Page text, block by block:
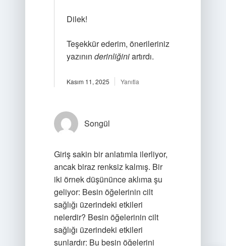
Dilek!
Teşekkür ederim, önerileriniz
yazının derinliğiniartırdı.
Kasım 11, 2025 Yanıtla
Songül
Giriş sakin bir anlatımla ilerliyor,
ancak biraz renksiz kalmış. Bir
iki örnek düşününce aklıma şu
geliyor: Besin öğelerinin cilt
sağlığı üzerindeki etkileri
nelerdir? Besin öğelerinin cilt
sağlığı üzerindeki etkileri
şunlardır: Bu besin öğelerini